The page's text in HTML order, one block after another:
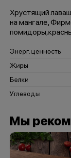
Хрустящий
на мангале,
Энерг. ценность
Жиры
Белки
Углеводы
Мы